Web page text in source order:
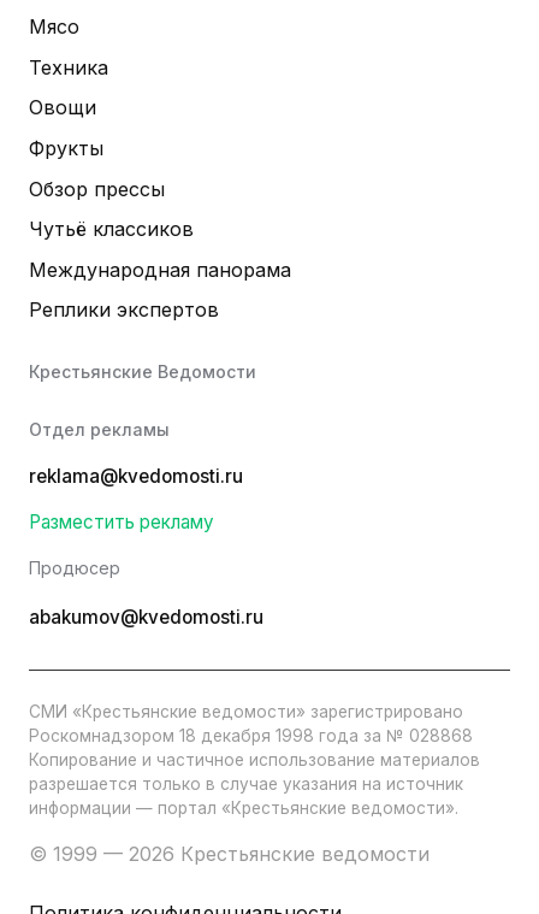
Мясо
Техника
Овощи
Фрукты
Обзор прессы
Чутьё классиков
Международная панорама
Реплики экспертов
Крестьянские Ведомости
Отдел рекламы
reklama@kvedomosti.ru
Разместить рекламу
Продюсер
abakumov@kvedomosti.ru
СМИ «Крестьянские ведомости» зарегистрировано
Роскомнадзором 18 декабря 1998 года за № 028868
Копирование и частичное использование материалов
разрешается только в случае указания на источник
информации — портал «Крестьянские ведомости».
© 1999 — 2026 Крестьянские ведомости